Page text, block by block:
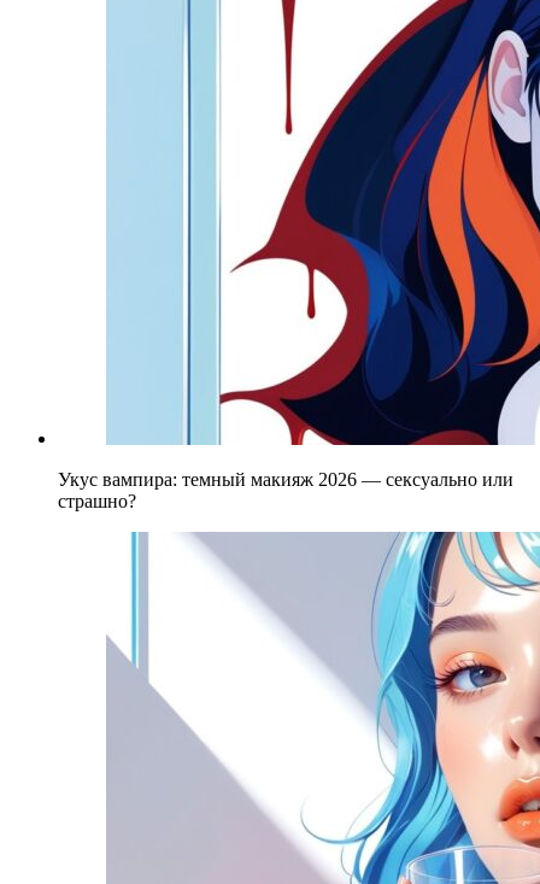
Укус вампира: темный макияж 2026 — сексуально или
страшно?